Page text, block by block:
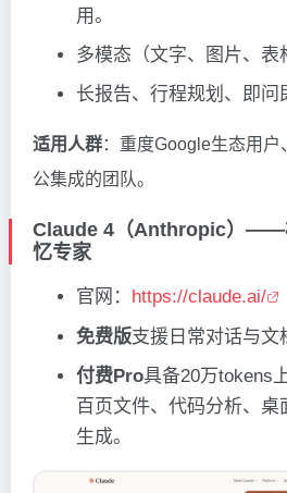
用。
多模态（文字、图片、表
长报告、行程规划、即问
适用人群：重度Google生态用
公集成的团队。
Claude 4（Anthropic）——
忆专家
官网： https://claude.ai/
免费版支援日常对话与文
付费Pro具备20万tokens
百页文件、代码分析、桌
生成。